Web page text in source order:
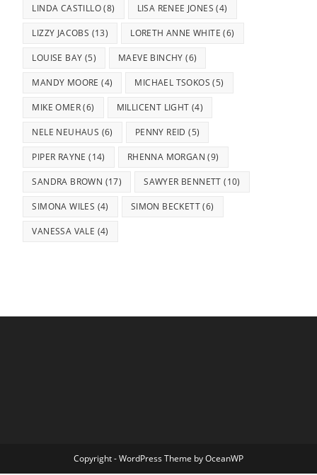
LINDA CASTILLO(8) LISA RENEE JONES (4)
LIZZY JACOBS (13) LORETH ANNE WHITE (6)
LOUISE BAY (5) MAEVE BINCHY (6)
MANDY MOORE (4) MICHAEL TSOKOS (5)
MIKE OMER(6) MILLICENT LIGHT (4)
NELE NEUHAUS (6) PENNY REID (5)
PIPER RAYNE (14) RHENNA MORGAN (9)
SANDRA BROWN (17) SAWYER BENNETT (10)
SIMONA WILES (4) SIMON BECKETT(6)
VANESSA VALE (4)
Copyright - WordPress Theme by OceanWP